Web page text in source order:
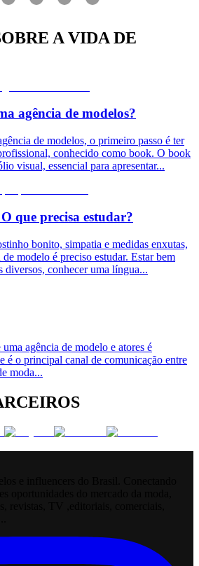
A VIDA DE
agência de modelos?
de modelos, o primeiro passo é ter
conhecido como book. O book
visual, essencial para apresentar...
que precisa estudar?
bonito, simpatia e medidas enxutas,
modelo é preciso estudar. Estar bem
diversos, conhecer uma língua...
agência de modelo e atores é
é o principal canal de comunicação entre
moda...